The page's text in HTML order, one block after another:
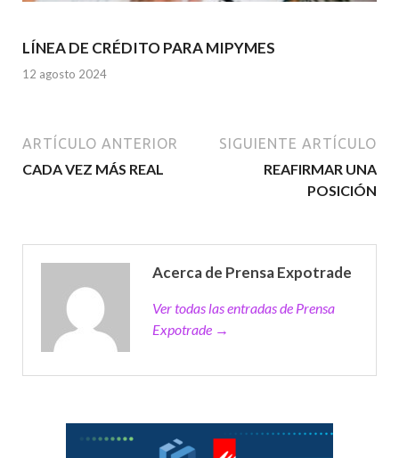
LÍNEA DE CRÉDITO PARA MIPYMES
12 agosto 2024
ARTÍCULO ANTERIOR
CADA VEZ MÁS REAL
SIGUIENTE ARTÍCULO
REAFIRMAR UNA
POSICIÓN
Acerca de Prensa Expotrade
Ver todas las entradas de Prensa
Expotrade →